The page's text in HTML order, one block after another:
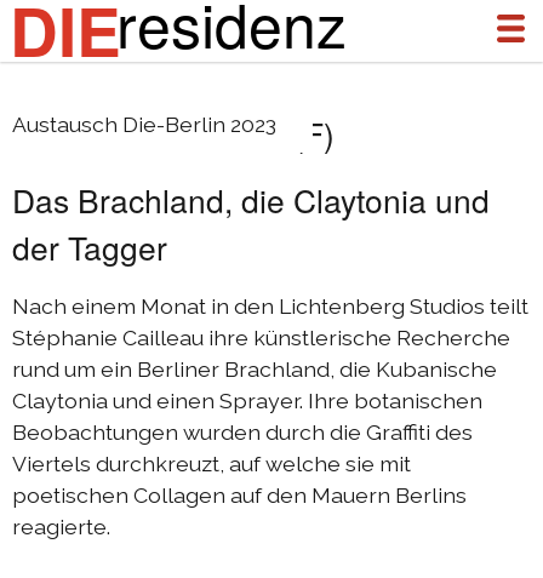
DIEresidenz
über uns
aktuelles
archiv
DIEresidenz Berlin Januar 2026
DIEresidenz Berlin November 2025
Austausch Berlin-Die 2025
DIEresidenz Berlin September 2025
DIEresidenz Berlin Februar/Juni 2025
Austausch Die-Berlin 2023
Stéphanie Cailleau (F)
Das Brachland, die Claytonia und
der Tagger
Nach einem Monat in den Lichtenberg Studios teilt
Stéphanie Cailleau ihre künstlerische Recherche
rund um ein Berliner Brachland, die Kubanische
Claytonia und einen Sprayer. Ihre botanischen
Beobachtungen wurden durch die Graffiti des
Viertels durchkreuzt, auf welche sie mit
poetischen Collagen auf den Mauern Berlins
reagierte.